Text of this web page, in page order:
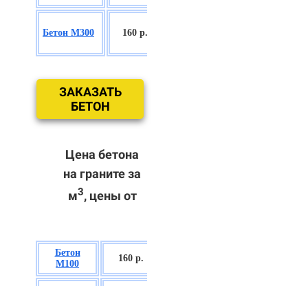
Бетон М300 160 р.
ЗАКАЗАТЬ
БЕТОН
Цена бетона
на граните за
м3, цены от
Бетон
М100
160 р.